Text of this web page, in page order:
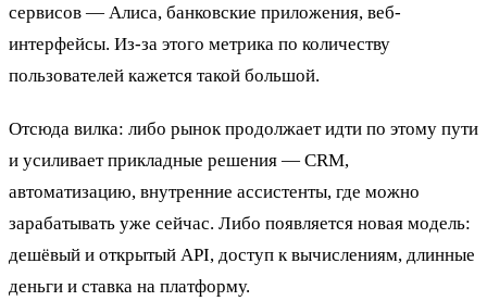
сервисов — Алиса, банковские приложения, веб-
интерфейсы. Из-за этого метрика по количеству
пользователей кажется такой большой.
Отсюда вилка: либо рынок продолжает идти по этому пути
и усиливает прикладные решения — CRM,
автоматизацию, внутренние ассистенты, где можно
зарабатывать уже сейчас. Либо появляется новая модель:
дешёвый и открытый API, доступ к вычислениям, длинные
деньги и ставка на платформу.